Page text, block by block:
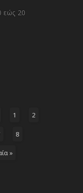
εώς 20
1 2
8
»